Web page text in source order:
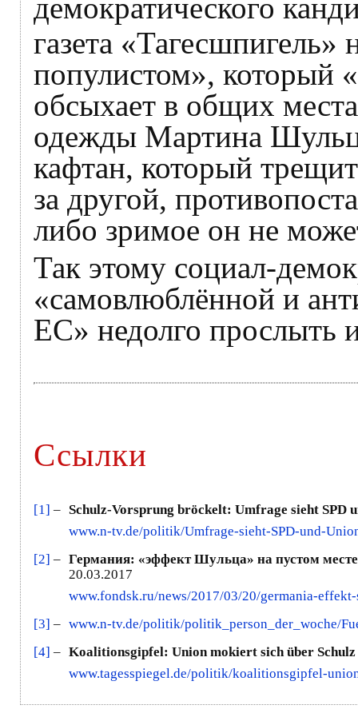
демократического
газета «Тагесшпигель»
популистом», который
обсыхает в общих
одежды Мартина
кафтан, который
за другой,
либо зримое он не
Так этому социал-
«самовлюблённой и
ЕС» недолго прослыть
Ссылки
[1] – Schulz-Vorsprung bröckelt: Umfrage sieht SPD
www.n-tv.de/politik/Umfrage-sieht-SPD-und-
[2] – Германия: «эффект Шульца» на пустом месте
20.03.2017
www.fondsk.ru/news/2017/03/20/germania-
[3] – www.n-tv.de/politik/politik_person_der_woche/
[4] – Koalitionsgipfel: Union mokiert sich über Schulz
www.tagesspiegel.de/politik/koalitionsgipfel-